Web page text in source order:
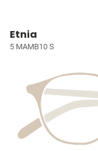
Etnia
5 MAMB10 S